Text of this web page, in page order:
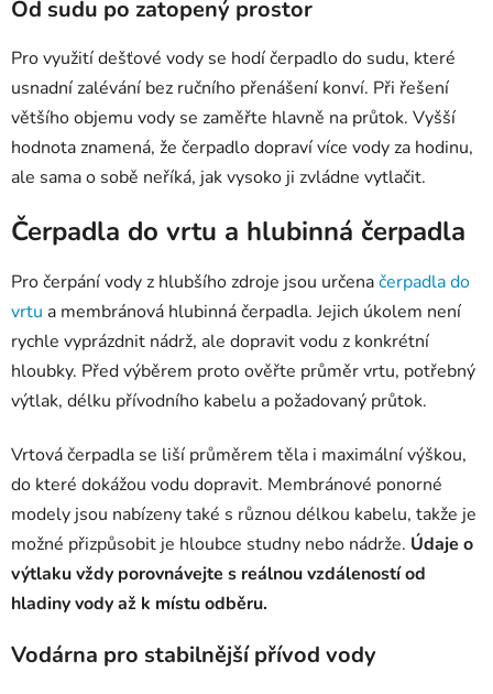
Od sudu po zatopený prostor
Pro využití dešťové vody se hodí čerpadlo do sudu, které
usnadní zalévání bez ručního přenášení konví. Při řešení
většího objemu vody se zaměřte hlavně na průtok. Vyšší
hodnota znamená, že čerpadlo dopraví více vody za hodinu,
ale sama o sobě neříká, jak vysoko ji zvládne vytlačit.
Čerpadla do vrtu a hlubinná čerpadla
Pro čerpání vody z hlubšího zdroje jsou určenačerpadla do
vrtu a membránová hlubinná čerpadla. Jejich úkolem není
rychle vyprázdnit nádrž, ale dopravit vodu z konkrétní
hloubky. Před výběrem proto ověřte průměr vrtu, potřebný
výtlak, délku přívodního kabelu a požadovaný průtok.
Vrtová čerpadla se liší průměrem těla i maximální výškou,
do které dokážou vodu dopravit. Membránové ponorné
modely jsou nabízeny také s různou délkou kabelu, takže je
možné přizpůsobit je hloubce studny nebo nádrže. Údaje o
výtlaku vždy porovnávejte s reálnou vzdáleností od
hladiny vody až k místu odběru.
Vodárna pro stabilnější přívod vody